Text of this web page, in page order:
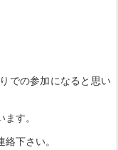
での参加になると思い
す。
下さい。